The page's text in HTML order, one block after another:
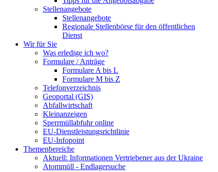
Stellenangebote
Stellenangebote
Regionale Stellenbörse für den öffentlichen
Dienst
Wir für Sie
Was erledige ich wo?
Formulare / Anträge
Formulare A bis L
Formulare M bis Z
Telefonverzeichnis
Geoportal (GIS)
Abfallwirtschaft
Kleinanzeigen
Sperrmüllabfuhr online
EU-Dienstleistungsrichtlinie
EU-Infopoint
Themenbereiche
Aktuell: Informationen Vertriebener aus der Ukraine
Atommüll - Endlagersuche